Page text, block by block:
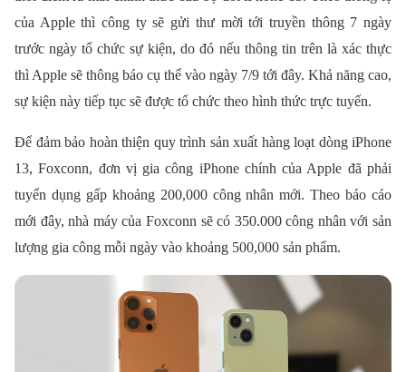
của Apple thì công ty sẽ gửi thư mời tới truyền thông 7 ngày
trước ngày tổ chức sự kiện, do đó nếu thông tin trên là xác thực
thì Apple sẽ thông báo cụ thể vào ngày 7/9 tới đây. Khả năng cao,
sự kiện này tiếp tục sẽ được tổ chức theo hình thức trực tuyến.
Để đảm bảo hoàn thiện quy trình sản xuất hàng loạt dòng iPhone
13, Foxconn, đơn vị gia công iPhone chính của Apple đã phải
tuyển dụng gấp khoảng 200,000 công nhân mới. Theo báo cáo
mới đây, nhà máy của Foxconn sẽ có 350.000 công nhân với sản
lượng gia công mỗi ngày vào khoảng 500,000 sản phẩm.